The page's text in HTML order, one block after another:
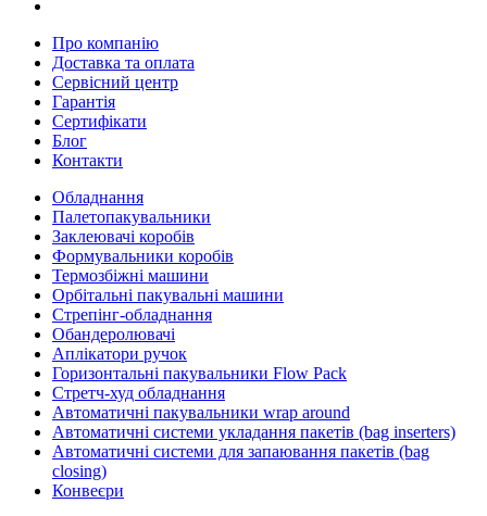
Про компанію
Доставка та оплата
Сервісний центр
Гарантія
Сертифікати
Блог
Контакти
Обладнання
Палетопакувальники
Заклеювачі коробів
Формувальники коробів
Термозбіжні машини
Орбітальні пакувальні машини
Стрепінг-обладнання
Обандеролювачі
Аплікатори ручок
Горизонтальні пакувальники Flow Pack
Стретч-худ обладнання
Автоматичні пакувальники wrap around
Автоматичні системи укладання пакетів (bag inserters)
Автоматичні системи для запаювання пакетів (bag
closing)
Конвеєри